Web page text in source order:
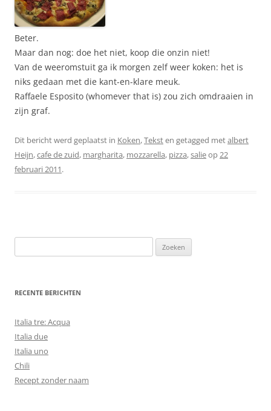
Beter.
Maar dan nog: doe het niet, koop die onzin niet!
Van de weeromstuit ga ik morgen zelf weer koken: het is
niks gedaan met die kant-en-klare meuk.
Raffaele Esposito (whomever that is) zou zich omdraaien in
zijn graf.
Dit bericht werd geplaatst in Koken,Teksten getagged metalbert
Heijn,cafe de zuid, margharita, mozzarella, pizza,salieop22
februari 2011.
naar:
RECENTE BERICHTEN
Italia tre: Acqua
Italia due
Italia uno
Chili
Recept zonder naam